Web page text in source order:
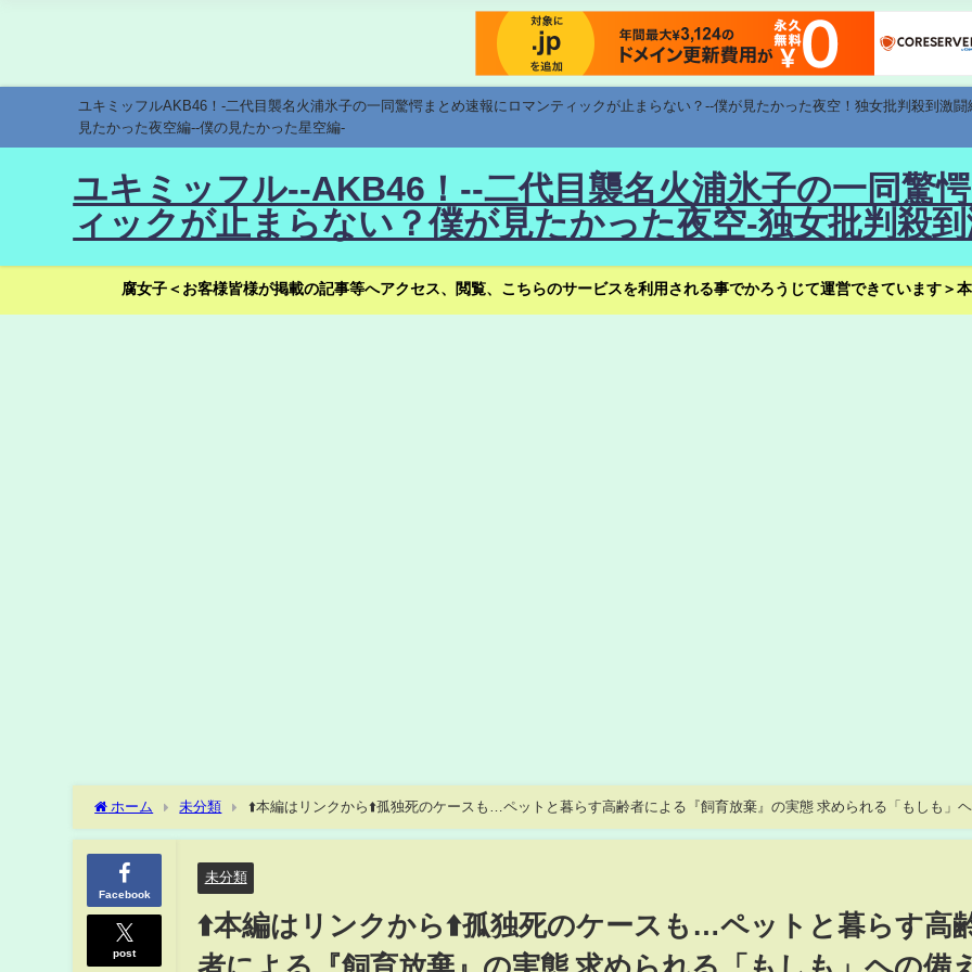
ユキミッフルAKB46！-二代目襲名火浦氷子の一同驚愕まとめ速報にロマンティックが止まらない？--僕が見たかった夜空！独女批判殺到激
見たかった夜空編--僕の見たかった星空編-
ユキミッフル--AKB46！--二代目襲名火浦氷子の一同驚
ィックが止まらない？僕が見たかった夜空-独女批判殺
腐女子＜お客様皆様が掲載の記事等へアクセス、閲覧、こちらのサービスを利用される事でかろうじて運営できています＞
ホーム 未分類
⬆️本編はリンクから⬆️孤独死のケースも…ペットと暮らす高齢者による『飼育放棄』の実態 求められる「もしも」ヘ
え#shorts
Facebook
post
未分類
⬆️本編はリンクから⬆️孤独死のケースも…ペットと暮らす高